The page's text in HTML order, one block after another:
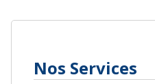
Nos Services